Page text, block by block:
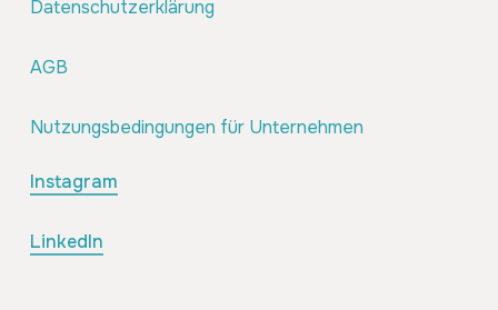
Datenschutzerklärung
AGB
Nutzungsbedingungen für Unternehmen
Instagram
LinkedIn